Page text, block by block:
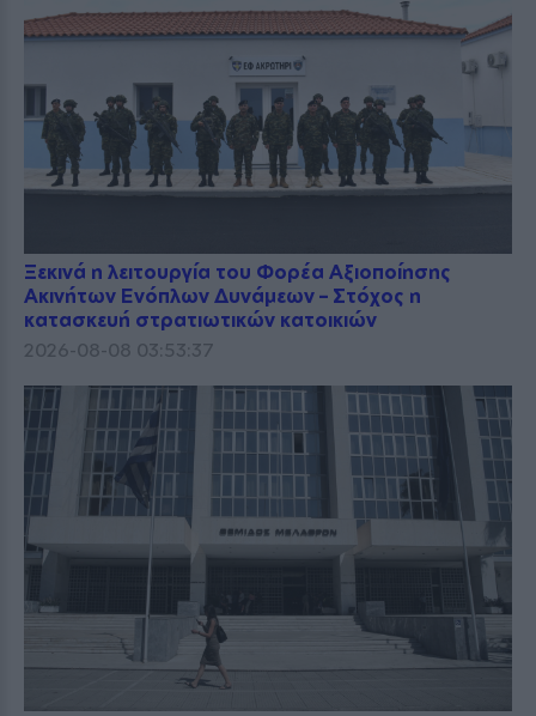
Ξεκινά η λειτουργία του Φορέα Αξιοποίησης
Ακινήτων Ενόπλων Δυνάμεων – Στόχος η
κατασκευή στρατιωτικών κατοικιών
2026-08-08 03:53:37